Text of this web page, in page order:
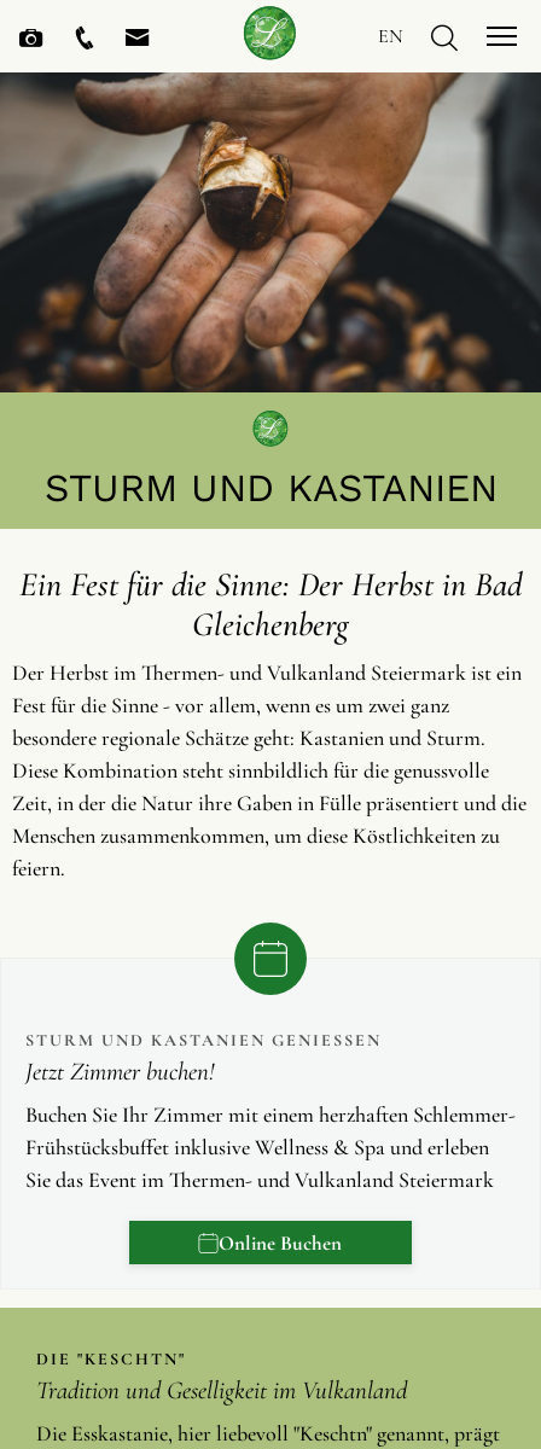
EN
STURM UND KASTANIEN
Ein Fest für die Sinne: Der Herbst in Bad
Gleichenberg
Der Herbst im Thermen- und Vulkanland Steiermark ist ein
Fest für die Sinne - vor allem, wenn es um zwei ganz
besondere regionale Schätze geht: Kastanien und Sturm.
Diese Kombination steht sinnbildlich für die genussvolle
Zeit, in der die Natur ihre Gaben in Fülle präsentiert und die
Menschen zusammenkommen, um diese Köstlichkeiten zu
feiern.
STURM UND KASTANIEN GENIESSEN
Jetzt Zimmer buchen!
Buchen Sie Ihr Zimmer mit einem herzhaften Schlemmer-
Frühstücksbuffet inklusive Wellness & Spa und erleben
Sie das Event im Thermen- und Vulkanland Steiermark
Online Buchen
DIE "KESCHTN"
Tradition und Geselligkeit im Vulkanland
Die Esskastanie, hier liebevoll "Keschtn" genannt, prägt